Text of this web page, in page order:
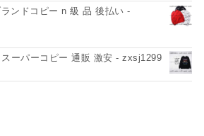
ンドコピー n 級 品 後払い -
ーパーコピー 通販 激安 - zxsj1299